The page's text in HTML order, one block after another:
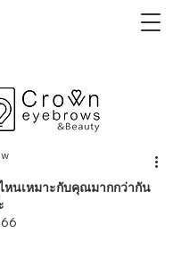
หนเหมาะกับคุณมากกว่ากัน